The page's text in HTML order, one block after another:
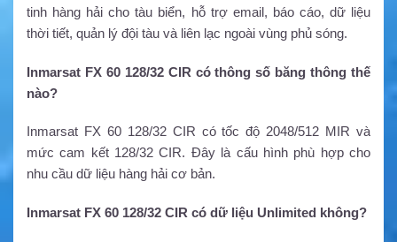
tinh hàng hải cho tàu biển, hỗ trợ email, báo cáo, dữ liệu
thời tiết, quản lý đội tàu và liên lạc ngoài vùng phủ sóng.
Inmarsat FX 60 128/32 CIR có thông số băng thông thế
nào?
Inmarsat FX 60 128/32 CIR có tốc độ 2048/512 MIR và
mức cam kết 128/32 CIR. Đây là cấu hình phù hợp cho
nhu cầu dữ liệu hàng hải cơ bản.
Inmarsat FX 60 128/32 CIR có dữ liệu Unlimited không?